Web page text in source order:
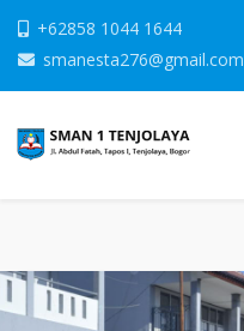
+62858 1044 1644
smanesta276@gmail.com